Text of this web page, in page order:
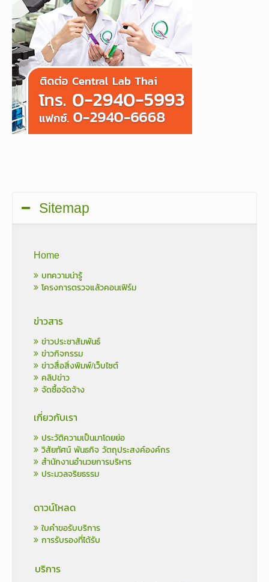
Sitemap
Home
บทความน่ารู้
โครงการตรวจแล้วคอนเฟิร์ม
ข่าวสาร
ข่าวประชาสัมพันธ์
ข่าวกิจกรรม
ข่าวสื่อสิ่งพิมพ์/เว็บไซต์
คลิปข่าว
จัดซื้อจัดจ้าง
เกี่ยวกับเรา
ประวัติความเป็นมาโดยย่อ
วิสัยทัศน์ พันธกิจ วัตถุประสงค์องค์กร
สำนักงานอำนวยการบริหาร
ประมวลจริยธรรม
ดาวน์โหลด
ใบคำขอรับบริการ
การรับรองที่ได้รับ
บริการ